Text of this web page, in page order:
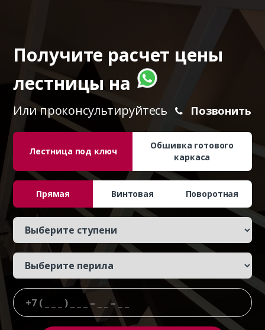
Получите расчет цены
лестницы на
Или проконсультируйтесь Позвонить
Лестница под ключ
Обшивка готового
каркаса
Прямая Винтовая Поворотная